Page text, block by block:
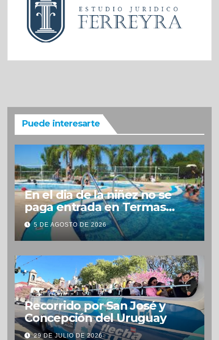
Puede interesarte
En el dia de la niñez no se
paga entrada en Termas
Concepción
5 DE AGOSTO DE 2026
Recorrido por San José y
Concepción del Uruguay
29 DE JULIO DE 2026